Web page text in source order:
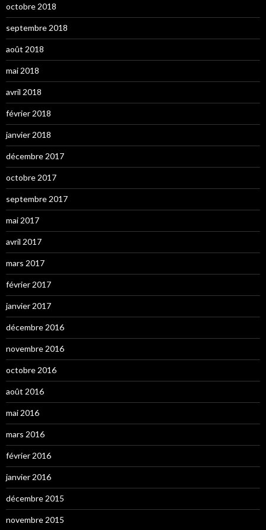
octobre 2018
septembre 2018
août 2018
mai 2018
avril 2018
février 2018
janvier 2018
décembre 2017
octobre 2017
septembre 2017
mai 2017
avril 2017
mars 2017
février 2017
janvier 2017
décembre 2016
novembre 2016
octobre 2016
août 2016
mai 2016
mars 2016
février 2016
janvier 2016
décembre 2015
novembre 2015